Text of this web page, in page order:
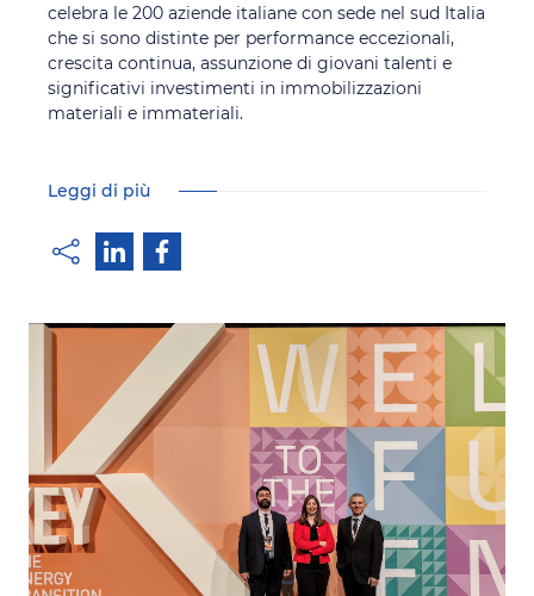
celebra le 200 aziende italiane con sede nel sud Italia
che si sono distinte per performance eccezionali,
crescita continua, assunzione di giovani talenti e
significativi investimenti in immobilizzazioni
materiali e immateriali.
Leggi di più